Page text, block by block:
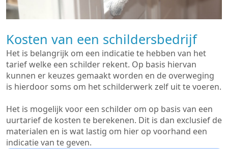
Kosten van een schildersbedrijf
Het is belangrijk om een indicatie te hebben van het
tarief welke een schilder rekent. Op basis hiervan
kunnen er keuzes gemaakt worden en de overweging
is hierdoor soms om het schilderwerk zelf uit te voeren.
Het is mogelijk voor een schilder om op basis van een
uurtarief de kosten te berekenen. Dit is dan exclusief de
materialen en is wat lastig om hier op voorhand een
indicatie van te geven.